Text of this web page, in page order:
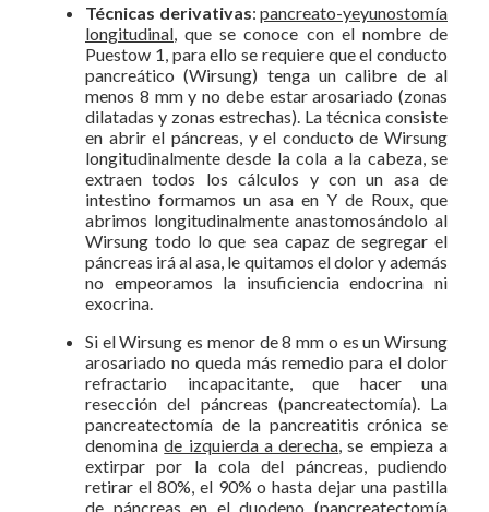
Técnicas derivativas: pancreato-yeyunostomía
longitudinal , que se conoce con el nombre de
Puestow 1, para ello se requiere que el conducto
pancreático (Wirsung) tenga un calibre de al
menos 8 mm y no debe estar arosariado (zonas
dilatadas y zonas estrechas). La técnica consiste
en abrir el páncreas, y el conducto de Wirsung
longitudinalmente desde la cola a la cabeza, se
extraen todos los cálculos y con un asa de
intestino formamos un asa en Y de Roux, que
abrimos longitudinalmente anastomosándolo al
Wirsung todo lo que sea capaz de segregar el
páncreas irá al asa, le quitamos el dolor y además
no empeoramos la insuficiencia endocrina ni
exocrina.
Si el Wirsung es menor de 8 mm o es un Wirsung
arosariado no queda más remedio para el dolor
refractario incapacitante, que hacer una
resección del páncreas (pancreatectomía). La
pancreatectomía de la pancreatitis crónica se
denominade izquierda a derecha , se empieza a
extirpar por la cola del páncreas, pudiendo
retirar el 80%, el 90% o hasta dejar una pastilla
de páncreas en el duodeno (pancreatectomía